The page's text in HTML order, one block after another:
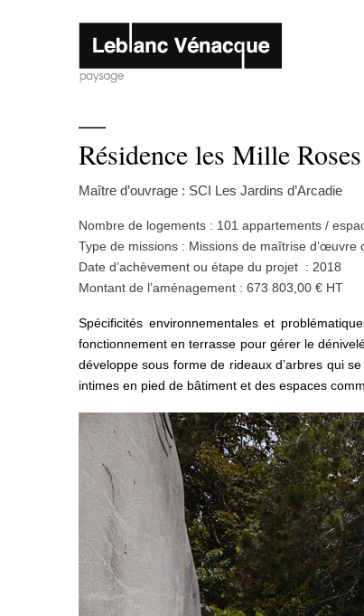
—
Résidence les Mille
Maître d’ouvrage : SCI Les Jardins d’Arcadie
Nombre de logements : 101 appartements /
Type de missions : Missions de maîtrise d’œuvre
Date d’achèvement ou étape du projet : 2018
Montant de l’aménagement : 673 803,00 € HT
Spécificités environnementales et
fonctionnement en terrasse pour gérer le
développe sous forme de rideaux d’arbres qui
intimes en pied de bâtiment et des espaces